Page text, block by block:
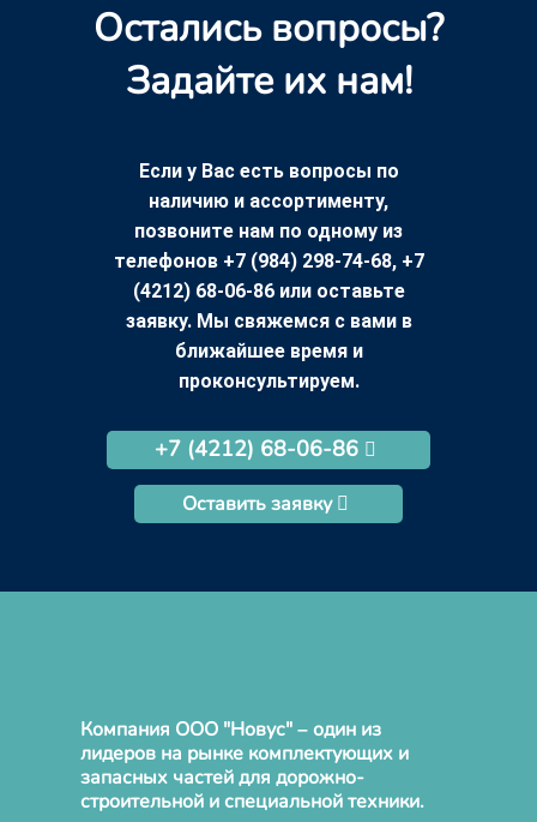
Остались вопросы?
Задайте их нам!
Если у Вас есть вопросы по
наличию и ассортименту,
позвоните нам по одному из
телефонов +7 (984) 298-74-68, +7
(4212) 68-06-86 или оставьте
заявку. Мы свяжемся с вами в
ближайшее время и
проконсультируем.
+7 (4212) 68-06-86
Оставить заявку
Компания ООО "Новус" – один из
лидеров на рынке комплектующих и
запасных частей для дорожно-
строительной и специальной техники.